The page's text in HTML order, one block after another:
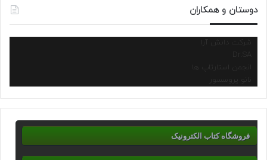
دوستان و همکاران
شرکت دانش آرا
انجمن استارتاپ ها
نانو پروسسور
فروشگاه کتاب الکترونیک